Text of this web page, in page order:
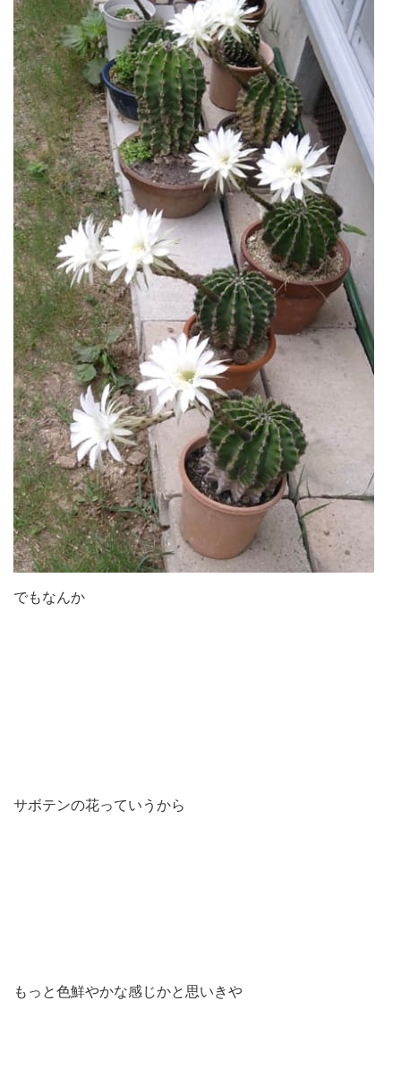
でもなんか
サボテンの花っていうから
もっと色鮮やかな感じかと思いきや